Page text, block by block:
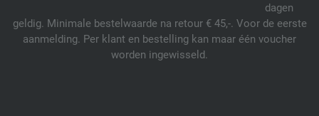
dagen
geldig. Minimale bestelwaarde na retour € 45,-. Voor de eerste
aanmelding. Per klant en bestelling kan maar één voucher
worden ingewisseld.